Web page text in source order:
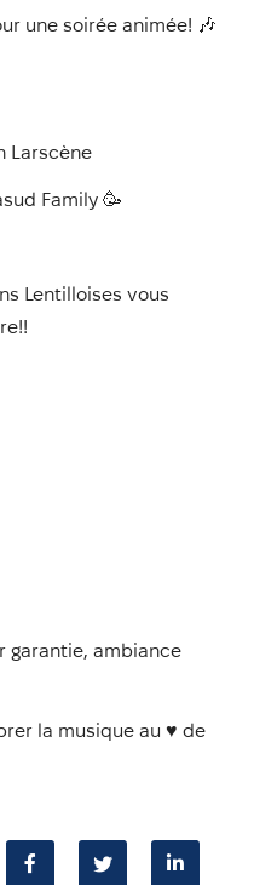
une soirée animée! 🎶
Larscène
Family 🥳
Lentilloises vous
garantie, ambiance
la musique au ♥️ de